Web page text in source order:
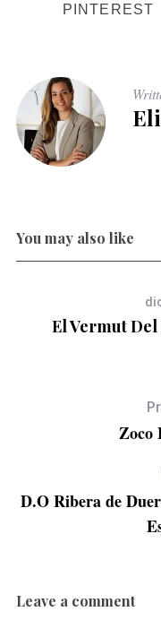
PINTEREST
You may also like
El Vermut
Zoco
D.O Ribera de
Leave a comment